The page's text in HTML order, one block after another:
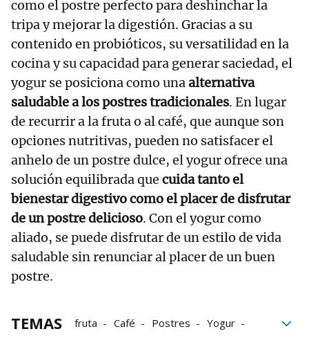
como el postre perfecto para deshinchar la
tripa y mejorar la digestión. Gracias a su
contenido en probióticos, su versatilidad en la
cocina y su capacidad para generar saciedad, el
yogur se posiciona como unaalternativa
saludable a los postres tradicionales. En lugar
de recurrir a la fruta o al café, que aunque son
opciones nutritivas, pueden no satisfacer el
anhelo de un postre dulce, el yogur ofrece una
solución equilibrada que cuida tanto el
bienestar digestivo como el placer de disfrutar
de un postre delicioso. Con el yogur como
aliado, se puede disfrutar de un estilo de vida
saludable sin renunciar al placer de un buen
postre.
TEMAS fruta Café Postres
Yogur